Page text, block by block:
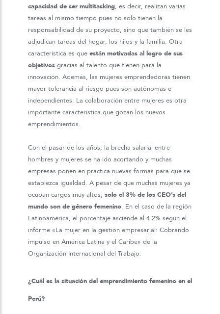
capacidad de ser multitasking, es decir, realizan varias
tareas al mismo tiempo pues no sólo tienen la
responsabilidad de su proyecto, sino que también se les
adjudican tareas del hogar, los hijos y la familia. Otra
característica es que están motivadas al logro de sus
objetivosgracias al talento que tienen para la
innovación. Además, las mujeres emprendedoras tienen
mayor tolerancia al riesgo pues son autónomas e
independientes. La colaboración entre mujeres es otra
importante característica que gozan los nuevos
emprendimientos.
Con el pasar de los años, la brecha salarial entre
hombres y mujeres se ha ido acortando y muchas
empresas ponen en práctica nuevas formas para que se
establezca igualdad. A pesar de que muchas mujeres ya
ocupan cargos muy altos, solo el 3% de los CEO’s del
mundo son de género femenino. En el caso de la región
Latinoamérica, el porcentaje asciende al 4.2% según el
informe «La mujer en la gestión empresarial: Cobrando
impulso en América Latina y el Caribe» de la
Organización Internacional del Trabajo.
¿Cuál es la situación del emprendimiento femenino en el
Perú?